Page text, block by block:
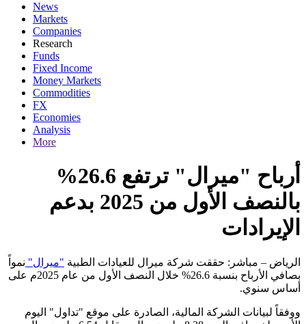
News
Markets
Companies
Research
Funds
Fixed Income
Money Markets
Commodities
FX
Economies
Analysis
More
أرباح "ميرال" ترتفع 26.6%
بالنصف الأول من 2025 بدعم
الإيرادات
الرياض – مباشر: حققت شركة ميرال للعيادات الطبية "ميرال" نمواً
بصافي الأرباح بنسبة 26.6% خلال النصف الأول من عام 2025م على
أساس سنوي.
ووفقاً لبيانات الشركة المالية، الصادرة على موقع "تداول" اليوم